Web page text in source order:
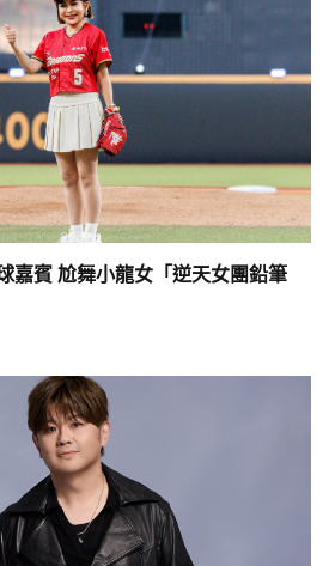
嘉賓 尬舞小龍女「逆天女團鉛筆